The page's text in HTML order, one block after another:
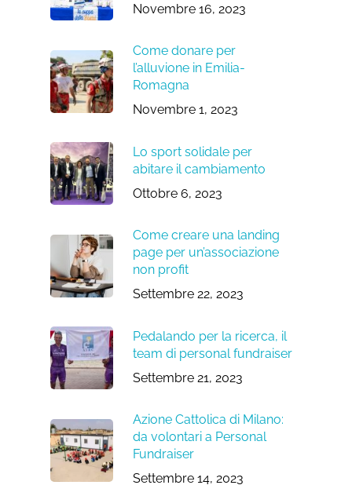
Novembre 16, 2023
Come donare per
l’alluvione in Emilia-
Romagna
Novembre 1, 2023
Lo sport solidale per
abitare il cambiamento
Ottobre 6, 2023
Come creare una landing
page per un’associazione
non profit
Settembre 22, 2023
Pedalando per la ricerca, il
team di personal fundraiser
Settembre 21, 2023
Azione Cattolica di Milano:
da volontari a Personal
Fundraiser
Settembre 14, 2023